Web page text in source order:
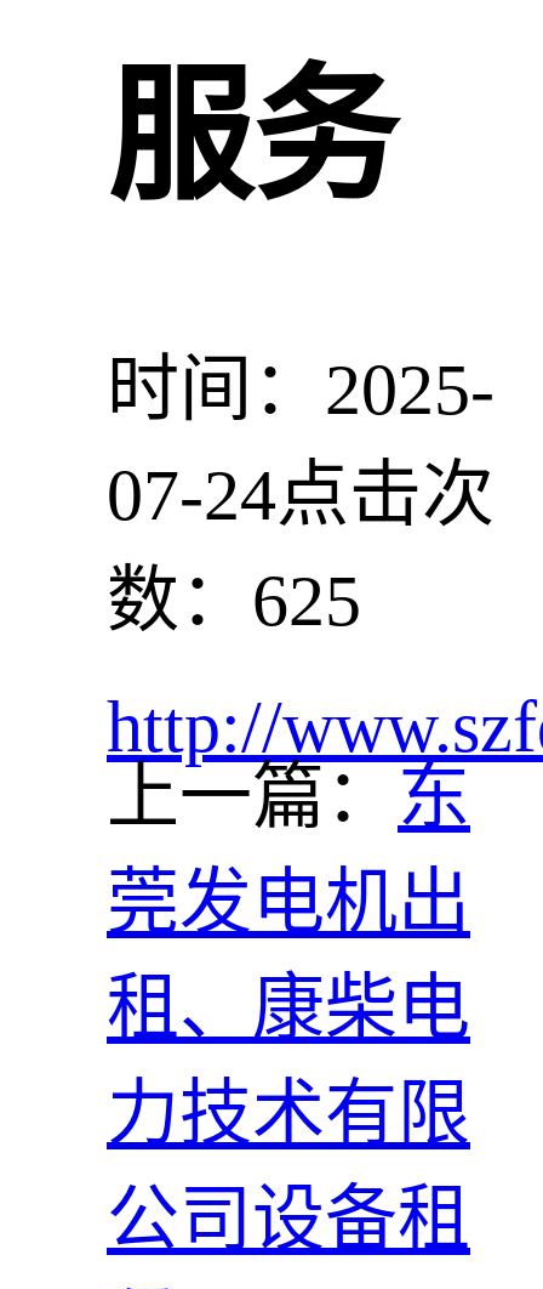
服务
时间：2025-
07-24点击次
数：625
http://
上一篇： 东
莞发电机出
租、康柴电
力技术有限
公司设备租